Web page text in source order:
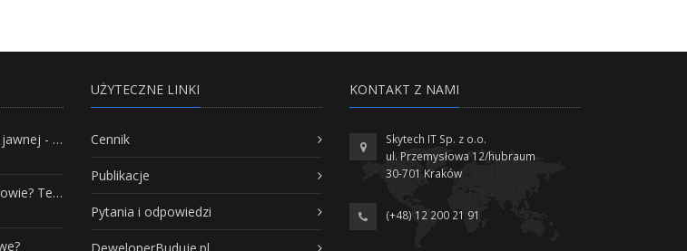
Sprzedaż udziałów w spółce jawnej - Wszystko, co trzeba wiedzieć.
Własna firma chodzi Ci po głowie? Te branże mają największy potencjał rozwoju
UŻYTECZNE LINKI
Cennik
Publikacje
Pytania i odpowiedzi
KONTAKT Z NAMI
Skytech IT Sp. z o.o.
ul. Przemysłowa 12/hubraum
30-701 Kraków
(+48) 12 200 21 91